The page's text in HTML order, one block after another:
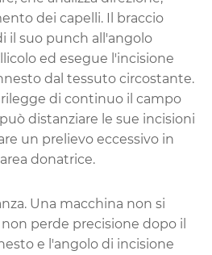
dei capelli. Il braccio
il suo punch all'angolo
ed esegue l'incisione
dal tessuto circostante.
di continuo il campo
distanziare le sue incisioni
un prelievo eccessivo in
donatrice.
Una macchina non si
perde precisione dopo il
e l'angolo di incisione